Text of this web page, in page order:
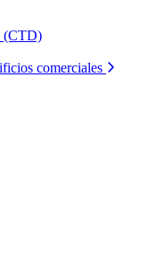
(CTD)
comerciales